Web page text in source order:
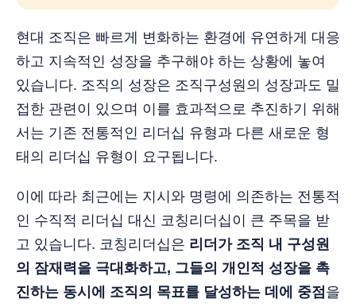
현대 조직은 빠르게 변화하는 환경에 유연하게 대응
하고 지속적인 성장을 추구해야 하는 상황에 놓여
있습니다. 조직의 성장은 조직구성원의 성장과도 밀
접한 관련이 있으며 이를 효과적으로 추진하기 위해
서는 기존 전통적인 리더십 유형과 다른 새로운 형
태의 리더십 유형이 요구됩니다.
이에 따라 최근에는 지시와 명령에 의존하는 전통적
인 수직적 리더십 대신 코칭리더십이 큰 주목을 받
고 있습니다. 코칭리더십은 리더가 조직 내 구성원
의 잠재력을 극대화하고, 그들의 개인적 성장을 촉
진하는 동시에 조직의 목표를 달성하는 데에 중점 을